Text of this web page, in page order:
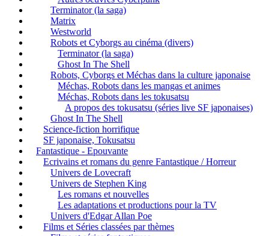
Terminator (la saga)
Matrix
Westworld
Robots et Cyborgs au cinéma (divers)
Terminator (la saga)
Ghost In The Shell
Robots, Cyborgs et Méchas dans la culture japonaise
Méchas, Robots dans les mangas et animes
Méchas, Robots dans les tokusatsu
A propos des tokusatsu (séries live SF japonaises)
Ghost In The Shell
Science-fiction horrifique
SF japonaise, Tokusatsu
Fantastique - Epouvante
Ecrivains et romans du genre Fantastique / Horreur
Univers de Lovecraft
Univers de Stephen King
Les romans et nouvelles
Les adaptations et productions pour la TV
Univers d'Edgar Allan Poe
Films et Séries classées par thèmes